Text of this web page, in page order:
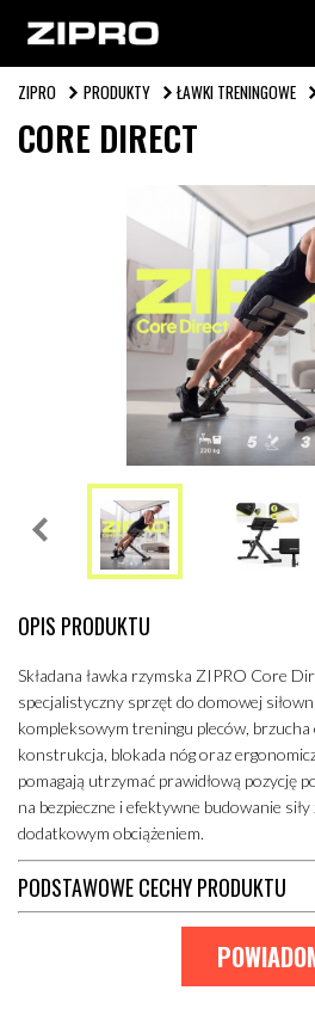
ZIPRO PRODUKTY ŁAWKI TRENINGOWE
CORE DIRECT
OPIS PRODUKTU
Składana ławka rzymska ZIPRO Core
specjalistyczny sprzęt do domowej
kompleksowym treningu pleców, brzucha
konstrukcja, blokada nóg oraz
pomagają utrzymać prawidłową pozycję
na bezpieczne i efektywne budowanie siły
dodatkowym obciążeniem.
PODSTAWOWE CECHY PRODUKTU